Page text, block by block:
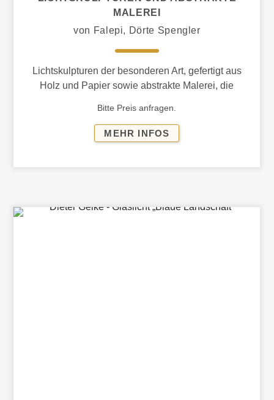
MALEREI
von Falepi, Dörte Spengler
Lichtskulpturen der besonderen Art, gefertigt aus
Holz und Papier sowie abstrakte Malerei, die
Bitte Preis anfragen.
MEHR INFOS
ABSTRAKTE